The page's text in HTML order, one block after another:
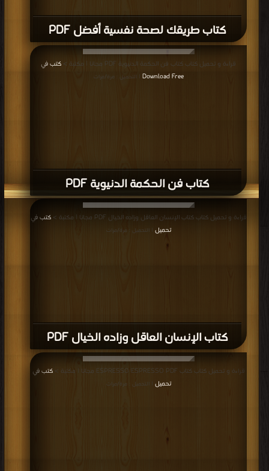
كتاب طريقك لصحة نفسية أفضل PDF
كتاب فن الحكمة الدنيوية PDF
قراءة و تحميل كتاب كتاب فن الحكمة الدنيوية PDF مجانا | مكتبة >
كتب في
Download Free
| التحميل : مرة/مرات
كتاب الإنسان العاقل وزاده الخيال PDF
قراءة و تحميل كتاب كتاب الإنسان العاقل وزاده الخيال PDF مجانا | مكتبة >
كتب في
تحميل
| التحميل : مرة/مرات
قراءة و تحميل كتاب كتاب ESPRESSO ESPRESSO PDF مجانا | مكتبة >
كتب في
تحميل
| التحميل : مرة/مرات